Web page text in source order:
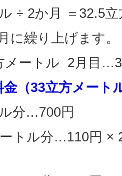
÷ 2か月 ＝32.5
に繰り上げます。
メートル 2月目
（33立方メート
分…700円
トル分…110円 ×